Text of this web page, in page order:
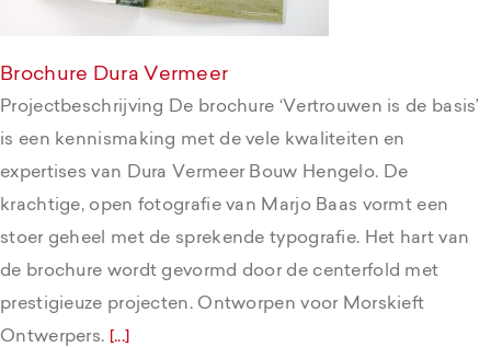
Brochure Dura Vermeer
Projectbeschrijving De brochure ‘Vertrouwen is de basis’
is een kennismaking met de vele kwaliteiten en
expertises van Dura Vermeer Bouw Hengelo. De
krachtige, open fotografie van Marjo Baas vormt een
stoer geheel met de sprekende typografie. Het hart van
de brochure wordt gevormd door de centerfold met
prestigieuze projecten. Ontworpen voor Morskieft
Ontwerpers. [...]